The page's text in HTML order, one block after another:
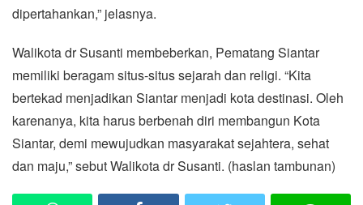
dipertahankan,” jelasnya.
Walikota dr Susanti membeberkan, Pematang Siantar
memiliki beragam situs-situs sejarah dan religi. “Kita
bertekad menjadikan Siantar menjadi kota destinasi. Oleh
karenanya, kita harus berbenah diri membangun Kota
Siantar, demi mewujudkan masyarakat sejahtera, sehat
dan maju,” sebut Walikota dr Susanti. (haslan tambunan)